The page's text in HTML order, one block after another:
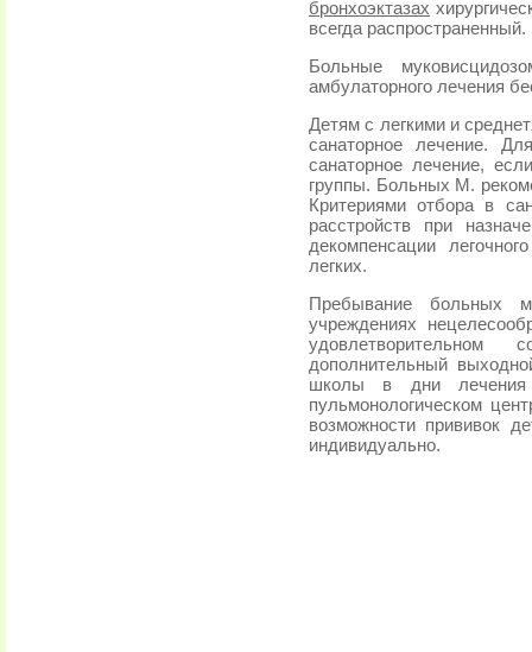
бронхоэктазах
всегда распространенный.
Больные
амбулаторного лечения
Детям с легкими и
санаторное лечение.
санаторное лечение,
группы. Больных М.
Критериями отбора в
расстройств при
декомпенсации
легких.
Пребывание больных
учреждениях
дополнительный
школы в дни лечения
пульмонологическом
возможности прививок
индивидуально.